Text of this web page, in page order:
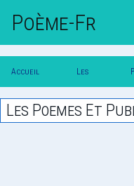
Poème-Fr
Accueil
Poesie
Les
Poesies
Les Poemes Et